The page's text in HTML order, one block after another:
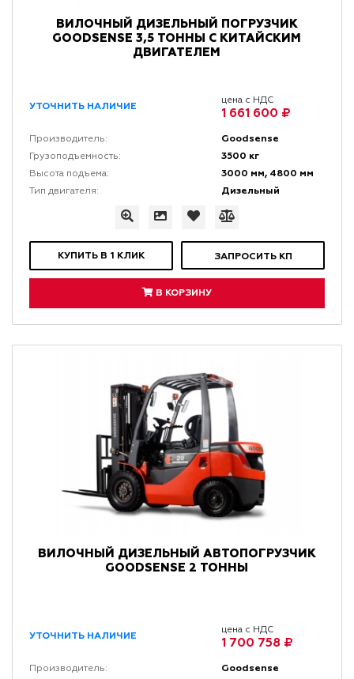
ВИЛОЧНЫЙ ДИЗЕЛЬНЫЙ ПОГРУЗЧИК
GOODSENSE 3,5 ТОННЫ С КИТАЙСКИМ
ДВИГАТЕЛЕМ
УТОЧНИТЬ НАЛИЧИЕ
цена с НДС
1 661 600 ₽
Производитель: Goodsense
Грузоподъемность: 3500 кг
Высота подъема: 3000 мм, 4800 мм
Тип двигателя: Дизельный
КУПИТЬ В 1 КЛИК ЗАПРОСИТЬ КП
В КОРЗИНУ
ВИЛОЧНЫЙ ДИЗЕЛЬНЫЙ АВТОПОГРУЗЧИК
GOODSENSE 2 ТОННЫ
УТОЧНИТЬ НАЛИЧИЕ
цена с НДС
1 700 758 ₽
Производитель: Goodsense